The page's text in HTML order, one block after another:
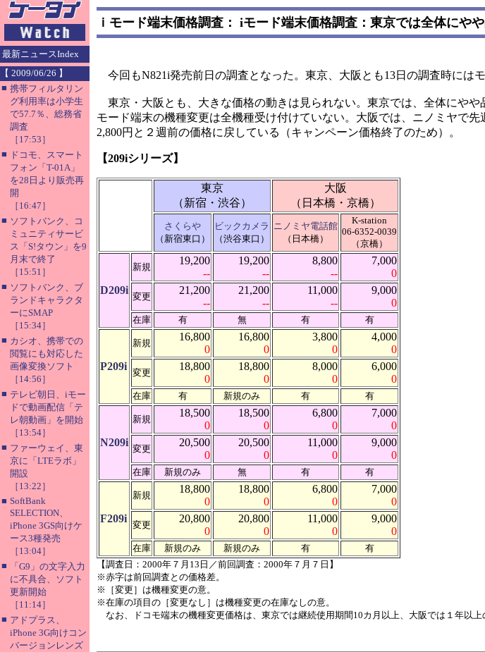
最新ニュースIndex
【 2009/06/26 】
■ 携帯フィルタリン
グ利用率は小学生
で57.7％、総務省
調査
［17:53］
■ ドコモ、スマート
フォン「T-01A」
を28日より販売再
開
［16:47］
■ ソフトバンク、コ
ミュニティサービ
ス「S!タウン」を9
月末で終了
［15:51］
■ ソフトバンク、ブ
ランドキャラクタ
ーにSMAP
［15:34］
■ カシオ、携帯での
閲覧にも対応した
画像変換ソフト
［14:56］
■ テレビ朝日、iモー
ドで動画配信「テ
レ朝動画」を開始
［13:54］
■ ファーウェイ、東
京に「LTEラボ」
開設
［13:22］
■ SoftBank
SELECTION、
iPhone 3GS向けケ
ース3種発売
［13:04］
■
「G9」の文字入力
に不具合、ソフト
更新開始
［11:14］
■ アドプラス、
iPhone 3G向けコン
バージョンレンズ
ｉモード端末価格調査： iモード端末価格調査：東京では全体にや
今回もN821i発売前日の調査となった。東京、大阪とも13日の調査時には
東京・大阪とも、大きな価格の動きは見られない。東京では、全体にや
モード端末の機種変更は全機種受け付けていない。大阪では、ニノミヤで
2,800円と２週前の価格に戻している（キャンペーン価格終了のため）。
【209iシリーズ】
東京
（新宿・渋谷）
大阪
（日本橋・京橋）
さくらや
（新宿東口）
ビックカメラ
（渋谷東口）
ニノミヤ電話館
（日本橋）
K-station
06-6352-0039
（京橋）
D209i
新規
19,200
--
19,200
--
8,800
--
7,000
0
変更
21,200
--
21,200
--
11,000
--
9,000
0
在庫 有 無 有 有
P209i
新規
16,800
0
16,800
0
3,800
0
4,000
0
変更
18,800
0
18,800
0
8,000
0
6,000
0
在庫 有 新規のみ 有 有
N209i
新規
18,500
0
18,500
0
6,800
0
7,000
0
変更
20,500
0
20,500
0
11,000
0
9,000
0
在庫 新規のみ 無 有 有
F209i
新規
18,800
0
18,800
0
6,800
0
7,000
0
変更
20,800
0
20,800
0
11,000
0
9,000
0
在庫 新規のみ 新規のみ 有
有
【調査日：2000年７月13日／前回調査：2000年７月７日】
※赤字は前回調査との価格差。
※［変更］は機種変更の意。
※在庫の項目の［変更なし］は機種変更の在庫なしの意。
なお、ドコモ端末の機種変更価格は、東京では継続使用期間10カ月以上、大阪では１年以上